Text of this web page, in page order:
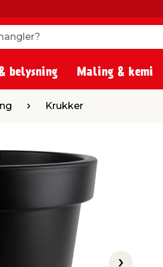
belysning Maling & kemi
Krukker